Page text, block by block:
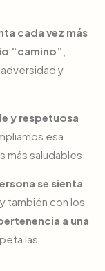
cada vez más
“camino”
y
y respetuosa
esa
más saludables.
se sienta
, y también con los
a una
las